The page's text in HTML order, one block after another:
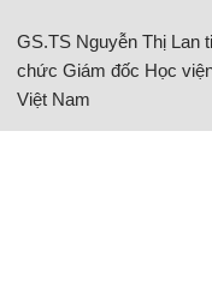
GS.TS Nguyễn Thị Lan
chức Giám đốc Học
Việt Nam